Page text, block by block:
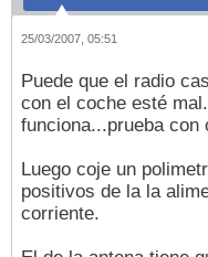
25/03/2007, 05:51
Puede que el radio
con el coche esté
funciona...prueba con
Luego coje un
positivos de la la
corriente.